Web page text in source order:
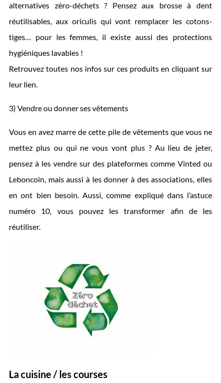
alternatives zéro-déchets ? Pensez aux brosse à dent
réutilisables, aux oriculis qui vont remplacer les cotons-
tiges… pour les femmes, il existe aussi des protections
hygiéniques lavables !
Retrouvez toutes nos infos sur ces produits en cliquant sur
leur lien.
3) Vendre ou donner ses vêtements
Vous en avez marre de cette pile de vêtements que vous ne
mettez plus ou qui ne vous vont plus ? Au lieu de jeter,
pensez à les vendre sur des plateformes comme Vinted ou
Leboncoin, mais aussi à les donner à des associations, elles
en ont bien besoin. Aussi, comme expliqué dans l’astuce
numéro 10, vous pouvez les transformer afin de les
réutiliser.
La cuisine / les courses